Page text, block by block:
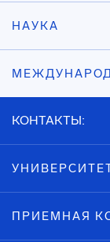
НАУКА
КОНТАКТЫ:
ПРИЕМНАЯ